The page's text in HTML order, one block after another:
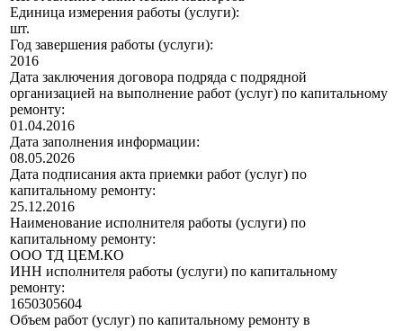
Единица измерения работы (услуги):
шт.
Год завершения работы (услуги):
2016
Дата заключения договора подряда с подрядной
организацией на выполнение работ (услуг) по капитальному
ремонту:
01.04.2016
Дата заполнения информации:
08.05.2026
Дата подписания акта приемки работ (услуг) по
капитальному ремонту:
25.12.2016
Наименование исполнителя работы (услуги) по
капитальному ремонту:
ООО ТД ЦЕМ.КО
ИНН исполнителя работы (услуги) по капитальному
ремонту:
1650305604
Объем работ (услуг) по капитальному ремонту в